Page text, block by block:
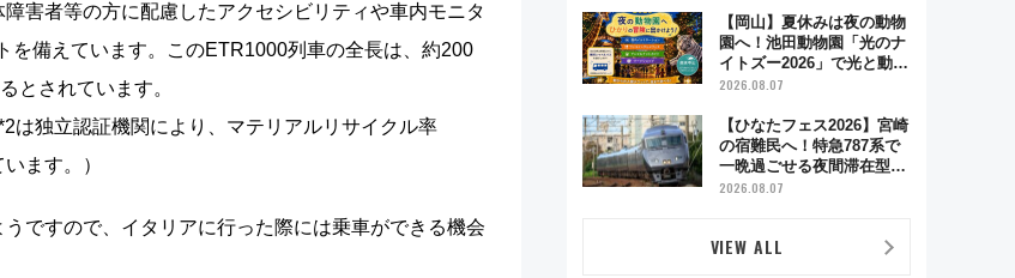
害者等の方に配慮したアクセシビリティや車内モニタ
を備えています。このETR1000列車の全長は、約200
とされています。
は独立認証機関により、マテリアルリサイクル率
ます。）
ですので、イタリアに行った際には乗車ができる機会
【岡山】夏休みは夜の動物
園へ！池田動物園「光のナ
イトズー2026」で光と動物
が彩る特別な夜
2026.08.07
【ひなたフェス2026】宮崎
の宿難民へ！特急787系で
一晩過ごせる夜間滞在型イ
ベント「スワローおひさ
2026.08.07
VIEW ALL